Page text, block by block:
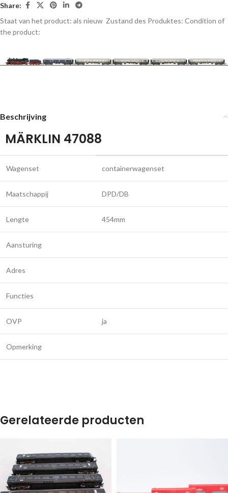
Share:
Staat van het product: als nieuw Zustand des Produktes: Condition of
the product:
Beschrijving
MÄRKLIN 47088
Wagenset containerwagenset
Maatschappij DPD/DB
Lengte 454mm
Aansturing
Adres
Functies
OVP ja
Opmerking
Gerelateerde producten